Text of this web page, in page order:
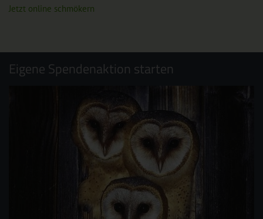
Jetzt online schmökern
Eigene Spendenaktion starten